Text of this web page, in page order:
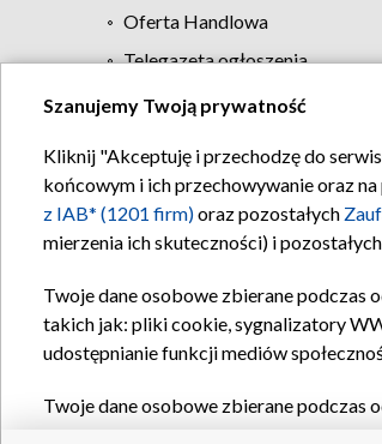
Oferta Handlowa
Telegazeta ogłoszenia
Szanujemy Twoją prywatność
Kliknij "Akceptuję i przechodzę do
końcowym i ich przechowywanie oraz
z IAB* (1201 firm)oraz pozostałych
mierzenia ich skuteczności) i
Twoje dane osobowe zbierane podczas
takich jak: pliki cookie, sygnalizatory
udostępnianie funkcji mediów
Twoje dane osobowe zbierane podczas